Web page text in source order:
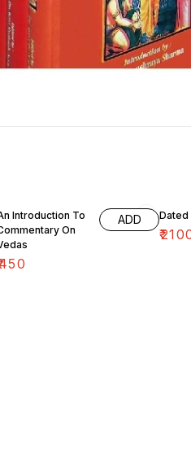
Introduction To
On
ADD Dated
₹